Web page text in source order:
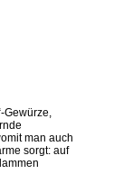
Gewürze,
man auch
sorgt: auf